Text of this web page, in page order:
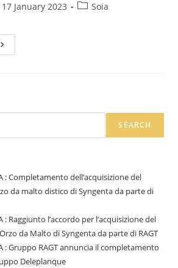
17 January 2023 Soia
SEARCH
: Completamento dell’acquisizione del
da malto distico di Syngenta da parte di
: Raggiunto l’accordo per l’acquisizione del
da Malto di Syngenta da parte di RAGT
: Gruppo RAGT annuncia il completamento
Deleplanque